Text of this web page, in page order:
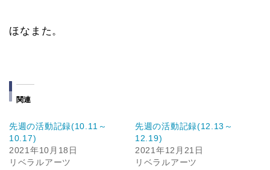
ほなまた。
関連
先週の活動記録(10.11～
10.17)
2021年10月18日
リベラルアーツ
先週の活動記録(12.13～
12.19)
2021年12月21日
リベラルアーツ